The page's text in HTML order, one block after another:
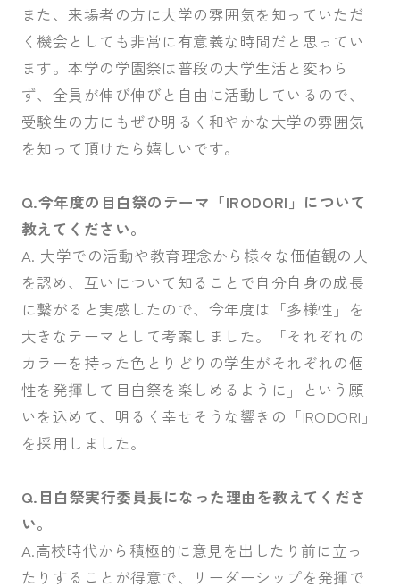
また、来場者の方に大学の雰囲気を知っていただ
く機会としても非常に有意義な時間だと思ってい
ます。本学の学園祭は普段の大学生活と変わら
ず、全員が伸び伸びと自由に活動しているので、
受験生の方にもぜひ明るく和やかな大学の雰囲気
を知って頂けたら嬉しいです。
Q.今年度の目白祭のテーマ「IRODORI」について
教えてください。
A. 大学での活動や教育理念から様々な価値観の人
を認め、互いについて知ることで自分自身の成長
に繋がると実感したので、今年度は「多様性」を
大きなテーマとして考案しました。「それぞれの
カラーを持った色とりどりの学生がそれぞれの個
性を発揮して目白祭を楽しめるように」という願
いを込めて、明るく幸せそうな響きの「IRODORI」
を採用しました。
Q.目白祭実行委員長になった理由を教えてくださ
い。
A.高校時代から積極的に意見を出したり前に立っ
たりすることが得意で、リーダーシップを発揮で